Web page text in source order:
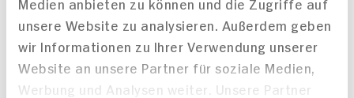
unsere Website zu analysieren. Außerdem geben
wir Informationen zu Ihrer Verwendung unserer
Website an unsere Partner für soziale Medien,
Werbung und Analysen weiter. Unsere Partner
Dinkel Zwieback
Walnuss
200g
11x verfügbar
Dinkel Zwieback Apfel
200g Beutel